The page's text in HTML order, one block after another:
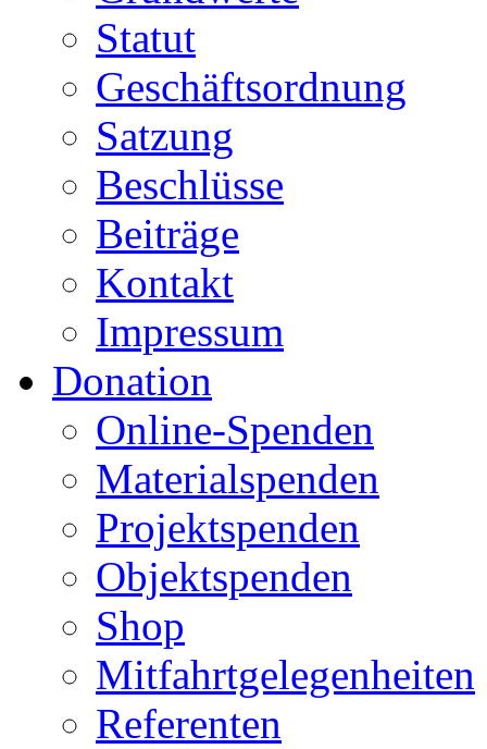
Statut
Geschäftsordnung
Satzung
Beschlüsse
Beiträge
Kontakt
Impressum
Donation
Online-Spenden
Materialspenden
Projektspenden
Objektspenden
Shop
Mitfahrtgelegenheiten
Referenten